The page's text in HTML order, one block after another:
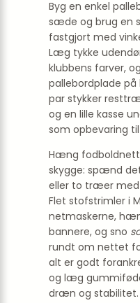
Byg en enkel
sæde og brug en
fastgjort med
Læg tykke
klubbens farver,
pallebordplade på
par stykker
og en lille kasse
som opbevaring
Hæng
skygge: spænd
eller to træer med
Flet stofstrimler i
netmaskerne,
bannere, og sno
rundt om nettet
alt er godt
og læg
dræn og stabilitet.